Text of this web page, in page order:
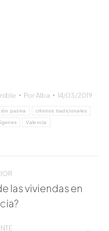
Por Alba
14/03/2019
pasiva criterios tradicionales
Valencia
las viviendas en